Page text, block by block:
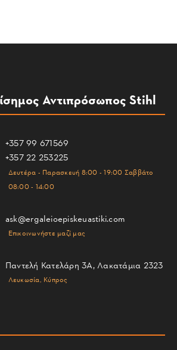
Αντιπρόσωπος Stihl
+357 99 671569
+357 22 253225
Δευτέρα - Παρασκευή 8:00 - 19:00 Σαββάτο
08:00 - 14:00
ask@ergaleioepiskeuastiki.com
Επικοινωνήστε μαζί μας
Παντελή Κατελάρη 3Α, Λακατάμια 2323
Λευκωσία, Κύπρος